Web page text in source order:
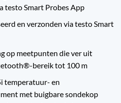
testo Smart Probes App
en verzonden via testo Smart
op meetpunten die ver uit
bereik tot 100 m
temperatuur- en
met buigbare sondekop